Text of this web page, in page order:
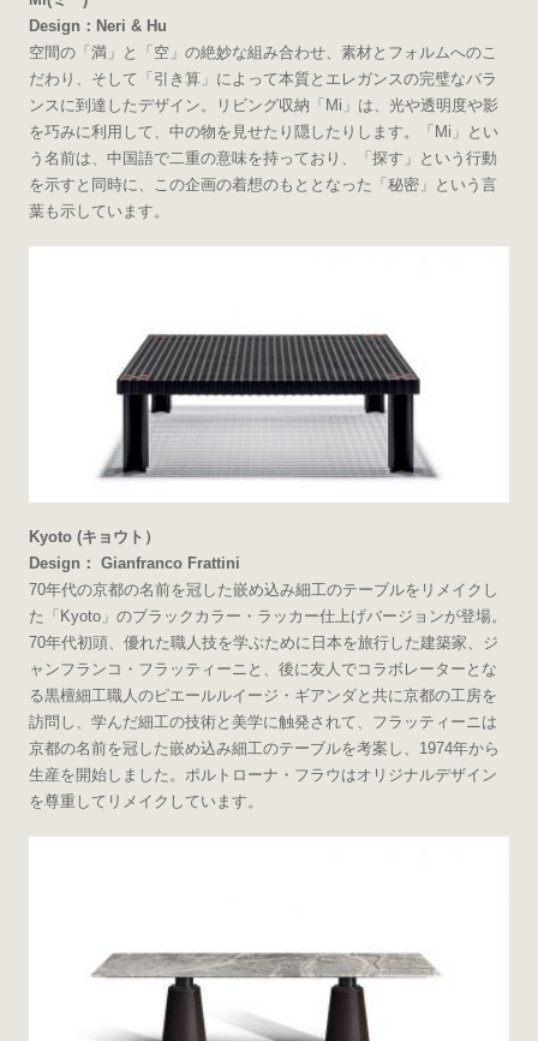
Design：Neri & Hu
空間の「満」と「空」の絶妙な組み合わせ、素材とフォルムへのこ
だわり、そして「引き算」によって本質とエレガンスの完璧なバラ
ンスに到達したデザイン。リビング収納「Mi」は、光や透明度や影
を巧みに利用して、中の物を見せたり隠したりします。「Mi」とい
う名前は、中国語で二重の意味を持っており、「探す」という行動
を示すと同時に、この企画の着想のもととなった「秘密」という言
葉も示しています。
Kyoto (キョウト）
Design： Gianfranco Frattini
70年代の京都の名前を冠した嵌め込み細工のテーブルをリメイクし
た「Kyoto」のブラックカラー・ラッカー仕上げバージョンが登場。
70年代初頭、優れた職人技を学ぶために日本を旅行した建築家、ジ
ャンフランコ・フラッティーニと、後に友人でコラボレーターとな
る黒檀細工職人のピエールルイージ・ギアンダと共に京都の工房を
訪問し、学んだ細工の技術と美学に触発されて、フラッティーニは
京都の名前を冠した嵌め込み細工のテーブルを考案し、1974年から
生産を開始しました。ポルトローナ・フラウはオリジナルデザイン
を尊重してリメイクしています。